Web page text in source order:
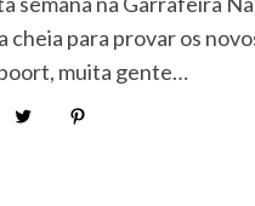
cheia para provar os
muita gente…